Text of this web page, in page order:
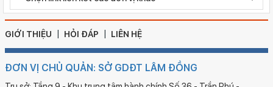
GIỚI THIỆU HỎI ĐÁP LIÊN HỆ
ĐƠN VỊ CHỦ QUẢN: SỞ GDĐT LÂM ĐỒNG